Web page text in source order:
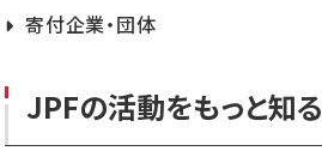
寄付企業・団体
JPFの活動をもっと知る